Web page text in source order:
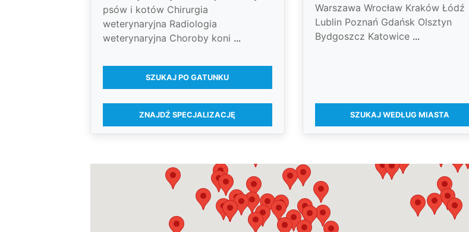
psów i kotów Chirurgia
weterynaryjna Radiologia
weterynaryjna Choroby koni ...
SZUKAJ PO GATUNKU
ZNAJDŹ SPECJALIZACJĘ
Warszawa Wrocław Kraków Łódź
Lublin Poznań Gdańsk Olsztyn
Bydgoszcz Katowice ...
SZUKAJ WEDŁUG MIASTA